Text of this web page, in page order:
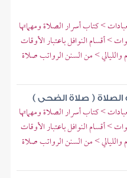
> كتاب أسرار الصلاة ومهماتها
> أقسام النوافل باعتبار الأوقات
والليالي > من السنن الرواتب صلاة
( صلاة الضحى )
> كتاب أسرار الصلاة ومهماتها
> أقسام النوافل باعتبار الأوقات
والليالي > من السنن الرواتب صلاة